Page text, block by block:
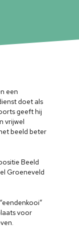
een
doet als
geeft hij
vrijwel
beeld beter
Beeld
Groeneveld
voor